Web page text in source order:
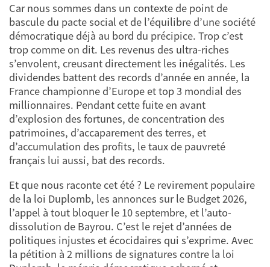
Car nous sommes dans un contexte de point de
bascule du pacte social et de l’équilibre d’une société
démocratique déjà au bord du précipice. Trop c’est
trop comme on dit. Les revenus des ultra-riches
s’envolent, creusant directement les inégalités. Les
dividendes battent des records d’année en année, la
France championne d’Europe et top 3 mondial des
millionnaires. Pendant cette fuite en avant
d’explosion des fortunes, de concentration des
patrimoines, d’accaparement des terres, et
d’accumulation des profits, le taux de pauvreté
français lui aussi, bat des records.
Et que nous raconte cet été ? Le revirement populaire
de la loi Duplomb, les annonces sur le Budget 2026,
l’appel à tout bloquer le 10 septembre, et l’auto-
dissolution de Bayrou. C’est le rejet d’années de
politiques injustes et écocidaires qui s’exprime. Avec
la pétition à 2 millions de signatures contre la loi